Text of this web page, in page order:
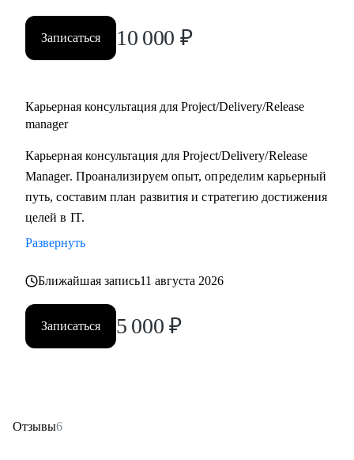
Записаться 10 000 ₽
Карьерная консультация для Project/Delivery/Release
manager
Карьерная консультация для Project/Delivery/Release
Manager. Проанализируем опыт, определим карьерный
путь, составим план развития и стратегию достижения
целей в IT.
Развернуть
Ближайшая запись11 августа 2026
Записаться 5 000 ₽
Отзывы6